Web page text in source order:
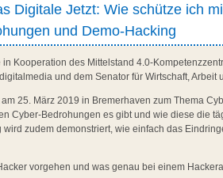
Digitale Jetzt: Wie schütze ich
und Demo-Hacking
Kooperation des Mittelstand 4.0-
und dem Senator für Wirtschaft, Arbeit
25. März 2019 in Bremerhaven zum Thema
Cyber-Bedrohungen es gibt und wie diese die
zudem demonstriert, wie einfach das
vorgehen und was genau bei einem